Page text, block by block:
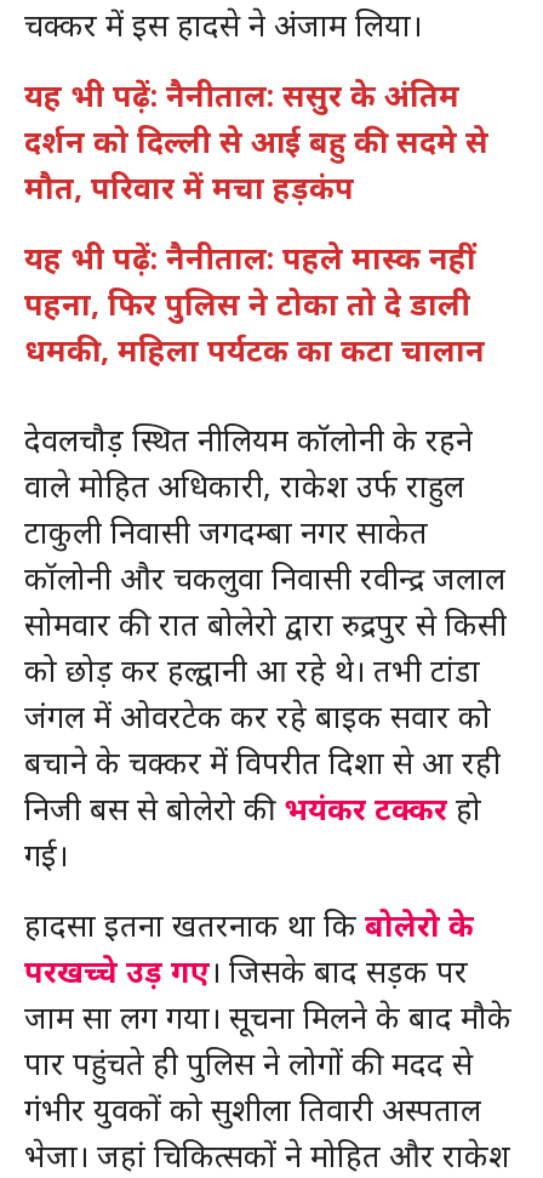
चक्कर में इस हादसे ने अंजाम लिया।
यह भी पढ़ें: नैनीताल: ससुर के अंतिम
दर्शन को दिल्ली से आई बहु की सदमे से
मौत, परिवार में मचा हड़कंप
यह भी पढ़ें: नैनीताल: पहले मास्क नहीं
पहना, फिर पुलिस ने टोका तो दे डाली
धमकी, महिला पर्यटक का कटा चालान
देवलचौड़ स्थित नीलियम कॉलोनी के रहने
वाले मोहित अधिकारी, राकेश उर्फ राहुल
टाकुली निवासी जगदम्बा नगर साकेत
कॉलोनी और चकलुवा निवासी रवीन्द्र जलाल
सोमवार की रात बोलेरो द्वारा रुद्रपुर से किसी
को छोड़ कर हल्द्वानी आ रहे थे। तभी टांडा
जंगल में ओवरटेक कर रहे बाइक सवार को
बचाने के चक्कर में विपरीत दिशा से आ रही
निजी बस से बोलेरो की भयंकर टक्करहो
गई।
हादसा इतना खतरनाक था कि बोलेरो के
परखच्चे उड़ गए। जिसके बाद सड़क पर
जाम सा लग गया। सूचना मिलने के बाद मौके
पार पहुंचते ही पुलिस ने लोगों की मदद से
गंभीर युवकों को सुशीला तिवारी अस्पताल
भेजा। जहां चिकित्सकों ने मोहित और राकेश